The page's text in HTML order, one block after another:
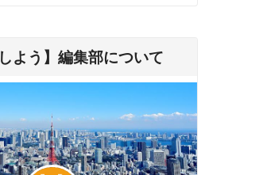
よう】編集部について